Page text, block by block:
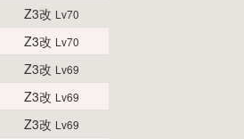
Z3改 Lv70
Z3改 Lv70
Z3改 Lv69
Z3改 Lv69
Z3改 Lv69